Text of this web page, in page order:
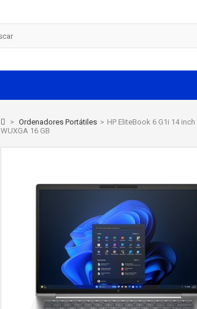
> Ordenadores Portátiles > HP EliteBook 6 G1i 14
WUXGA 16 GB